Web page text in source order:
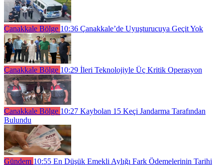
Çanakkale Bölge 10:36 Çanakkale’de Uyuşturucuya Geçit Yok
Çanakkale Bölge 10:29 İleri Teknolojiyle Üç Kritik Operasyon
Çanakkale Bölge 10:27 Kaybolan 15 Keçi Jandarma Tarafından
Bulundu
Gündem 10:55 En Düşük Emekli Aylığı Fark Ödemelerinin Tarihi